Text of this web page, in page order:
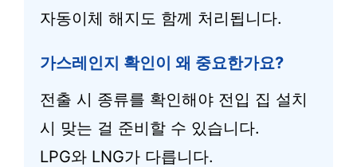
자동이체 해지도 함께 처리됩니다.
가스레인지 확인이 왜 중요한가요?
전출 시 종류를 확인해야 전입 집 설치
시 맞는 걸 준비할 수 있습니다.
LPG와 LNG가 다릅니다.